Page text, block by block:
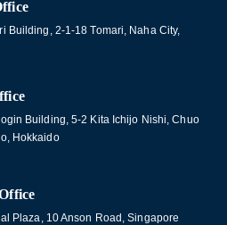
Building, 2-1-18 Tomari, Naha City,
Building, 5-2 Kita Ichijo Nishi, Chuo
Hokkaido
Plaza, 10 Anson Road, Singapore